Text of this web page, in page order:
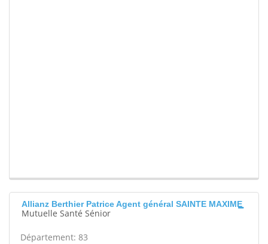
Allianz Berthier Patrice Agent général SAINTE MAXIME
Mutuelle Santé Sénior
Département: 83